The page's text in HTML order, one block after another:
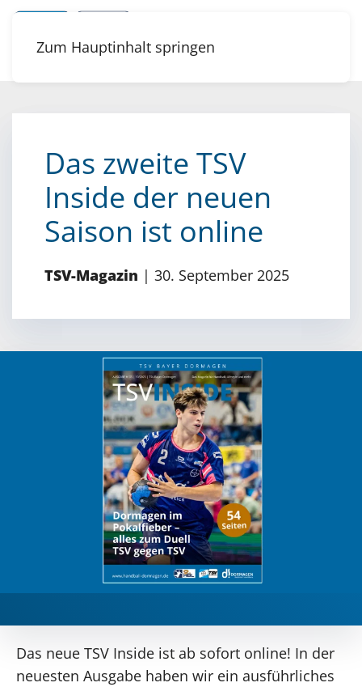
Zum Hauptinhalt springen
Das zweite TSV
Inside der neuen
Saison ist online
TSV-Magazin | 30. September 2025
Das neue TSV Inside ist ab sofort online! In der
neuesten Ausgabe haben wir ein ausführliches